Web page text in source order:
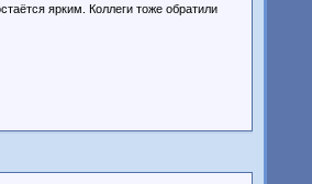
ярким. Коллеги тоже обратили